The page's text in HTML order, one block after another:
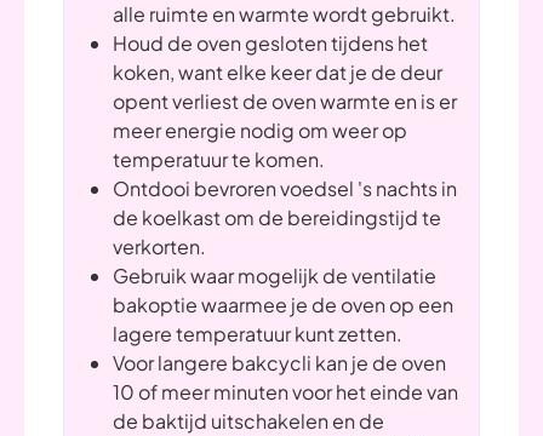
alle ruimte en warmte wordt gebruikt.
Houd de oven gesloten tijdens het
koken, want elke keer dat je de deur
opent verliest de oven warmte en is er
meer energie nodig om weer op
temperatuur te komen.
Ontdooi bevroren voedsel 's nachts in
de koelkast om de bereidingstijd te
verkorten.
Gebruik waar mogelijk de ventilatie
bakoptie waarmee je de oven op een
lagere temperatuur kunt zetten.
Voor langere bakcycli kan je de oven
10 of meer minuten voor het einde van
de baktijd uitschakelen en de